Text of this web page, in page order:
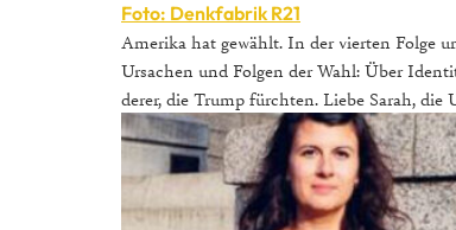
Foto: Denkfabrik R21
Amerika hat gewählt. In der vierten Folge
Ursachen und Folgen der Wahl: Über
derer, die Trump fürchten. Liebe Sarah, die